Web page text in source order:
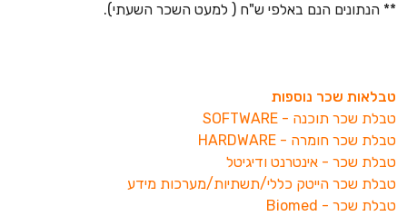
** הנתונים הנם באלפי ש"ח ( למעט השכר השעתי).
טבלאות שכר נוספות
טבלת שכר תוכנה - SOFTWARE
טבלת שכר חומרה - HARDWARE
טבלת שכר - אינטרנט ודיגיטל
טבלת שכר הייטק כללי/תשתיות/מערכות מידע
טבלת שכר - Biomed